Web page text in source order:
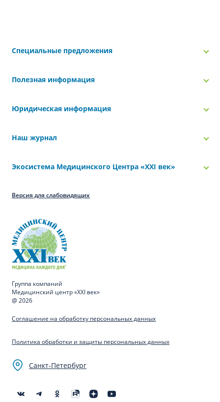
Специальные предложения
Полезная информация
Юридическая информация
Наш журнал
Экосистема Медицинского Центра «‎XXI век»
Версия для слабовидящих
Группа компаний
Медицинский центр «XXI век»
@ 2026
Соглашение на обработку персональных данных
Политика обработки и защиты персональных данных
Санкт-Петербург